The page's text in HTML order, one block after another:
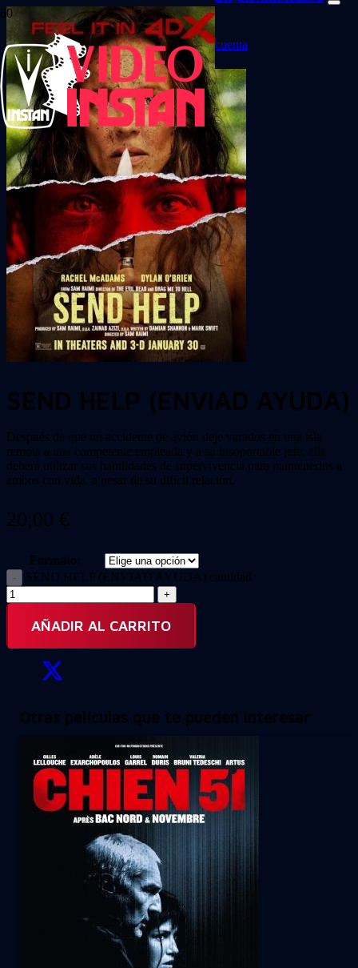
cuenta
SEND HELP (ENVIAD AYUDA)
Después de que un accidente de avión deje varados en una isla
remota a una competente empleada y a su insoportable jefe, ella
deberá utilizar sus habilidades de supervivencia para mantenerlos a
ambos con vida, a pesar de su difícil relación.
20,00 €
Formato:
SEND HELP (ENVIAD AYUDA) cantidad
AÑADIR AL CARRITO
Otras películas que te pueden interesar